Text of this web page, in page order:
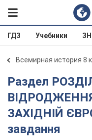
ГДЗ Учебники
Всемирная история 8
Раздел РОЗДІЛ 2. ВИСОКЕ
ЗАХІДНІЙ
завдання